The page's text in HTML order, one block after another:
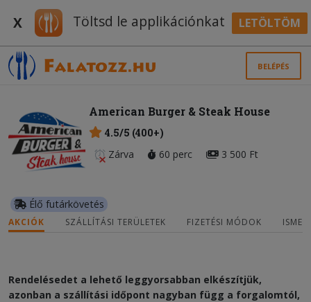
X Töltsd le applikációnkat LETÖLTÖM
BELÉPÉS
American Burger & Steak House
4.5/5 (400+)
Zárva
60 perc 3 500 Ft
Élő futárkövetés
AKCIÓK SZÁLLÍTÁSI TERÜLETEK FIZETÉSI MÓDOK
Rendelésedet a lehető leggyorsabban elkészítjük,
azonban a szállítási időpont nagyban függ a forgalomtól,